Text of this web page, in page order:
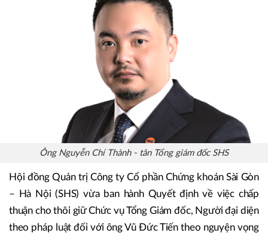
Ông Nguyễn Chí Thành - tân Tổng giám đốc SHS
Hội đồng Quản trị Công ty Cổ phần Chứng khoán Sài Gòn
– Hà Nội (SHS) vừa ban hành Quyết định về việc chấp
thuận cho thôi giữ Chức vụ Tổng Giám đốc, Người đại diện
theo pháp luật đối với ông Vũ Đức Tiến theo nguyện vọng